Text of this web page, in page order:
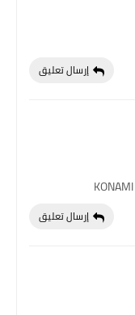
إرسال تعليق
إرسال تعليق